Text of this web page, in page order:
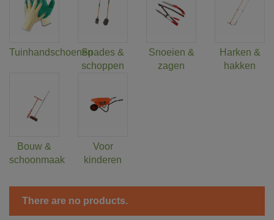
TuinhandschoenenSpades &
schoppen
Snoeien &
zagen
Harken &
hakken
Bouw &
schoonmaak
Voor
kinderen
There are no products.